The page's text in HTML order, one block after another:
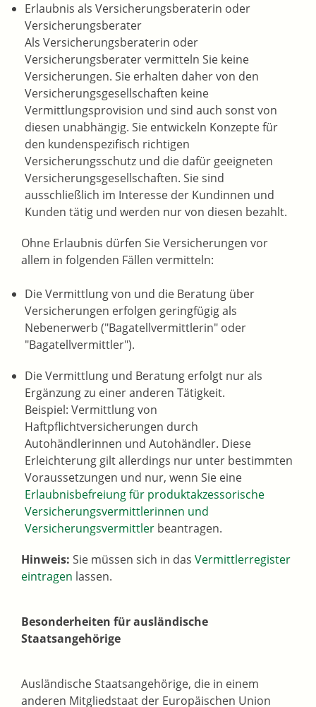
Erlaubnis als Versicherungsberaterin oder
Versicherungsberater
Als Versicherungsberaterin oder
Versicherungsberater vermitteln Sie keine
Versicherungen. Sie erhalten daher von den
Versicherungsgesellschaften keine
Vermittlungsprovision und sind auch sonst von
diesen unabhängig. Sie entwickeln Konzepte für
den kundenspezifisch richtigen
Versicherungsschutz und die dafür geeigneten
Versicherungsgesellschaften. Sie sind
ausschließlich im Interesse der Kundinnen und
Kunden tätig und werden nur von diesen bezahlt.
Ohne Erlaubnis dürfen Sie Versicherungen vor
allem in folgenden Fällen vermitteln:
Die Vermittlung von und die Beratung über
Versicherungen erfolgen geringfügig als
Nebenerwerb ("Bagatellvermittlerin" oder
"Bagatellvermittler").
Die Vermittlung und Beratung erfolgt nur als
Ergänzung zu einer anderen Tätigkeit.
Beispiel: Vermittlung von
Haftpflichtversicherungen durch
Autohändlerinnen und Autohändler. Diese
Erleichterung gilt allerdings nur unter bestimmten
Voraussetzungen und nur, wenn Sie eine
Erlaubnisbefreiung für produktakzessorische
Versicherungsvermittlerinnen und
Versicherungsvermittler beantragen.
Hinweis: Sie müssen sich in das Vermittlerregister
eintragen lassen.
Besonderheiten für ausländische
Staatsangehörige
Ausländische Staatsangehörige, die in einem
anderen Mitgliedstaat der Europäischen Union